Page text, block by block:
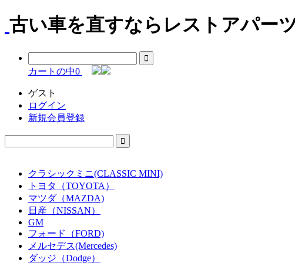
古い車を直すならレストアパー
カートの中0
ゲスト
ログイン
新規会員登録
クラシックミニ(CLASSIC MINI)
トヨタ（TOYOTA）
マツダ（MAZDA)
日産（NISSAN）
GM
フォード（FORD)
メルセデス(Mercedes)
ダッジ（Dodge）